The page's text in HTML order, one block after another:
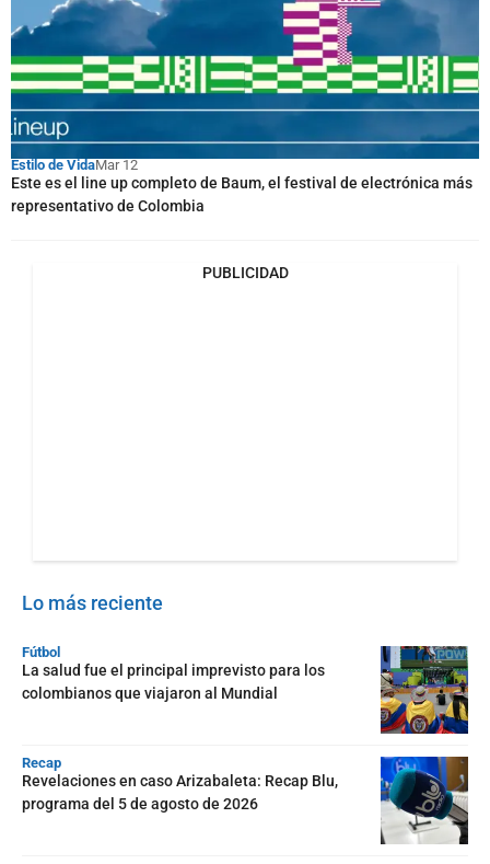
Estilo de VidaMar 12
Este es el line up completo de Baum, el festival de electrónica más
representativo de Colombia
PUBLICIDAD
Lo más reciente
Fútbol
La salud fue el principal imprevisto para los
colombianos que viajaron al Mundial
Recap
Revelaciones en caso Arizabaleta: Recap Blu,
programa del 5 de agosto de 2026